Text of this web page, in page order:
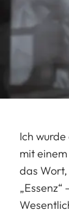
Ich
mit
das